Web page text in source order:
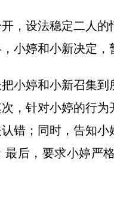
，设法稳定二人
小婷和小新决定
小婷和小新召集
，针对小婷的行
错；同时，告知
后，要求小婷严